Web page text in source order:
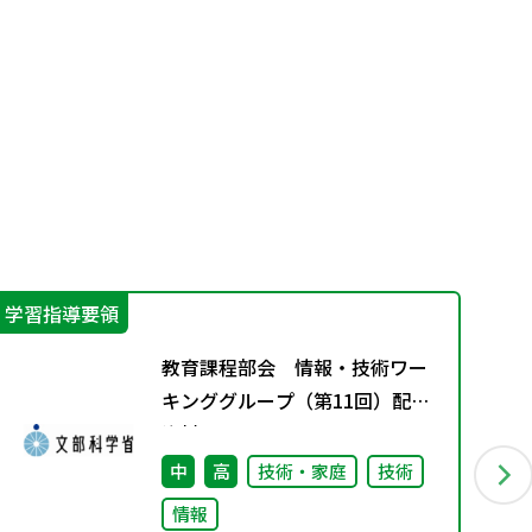
学習指導要領
教育課程部会 情報・技術ワー
キンググループ（第11回）配付
資料
中 高 技術・家庭
技術
情報